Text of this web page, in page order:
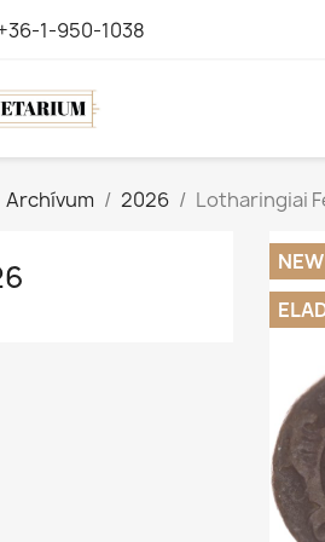
1-950-1038
Archívum 2026 Lotharingiai
NEW